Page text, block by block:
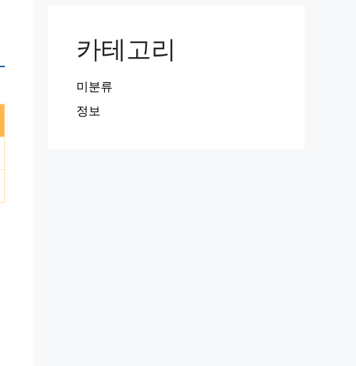
카테고리
미분류
정보